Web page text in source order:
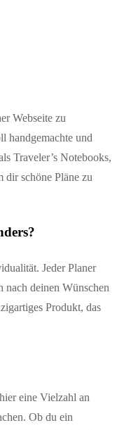
Webseite zu
handgemachte und
Traveler’s Notebooks,
dir schöne Pläne zu
Jeder Planer
deinen Wünschen
Produkt, das
eine Vielzahl an
Ob du ein